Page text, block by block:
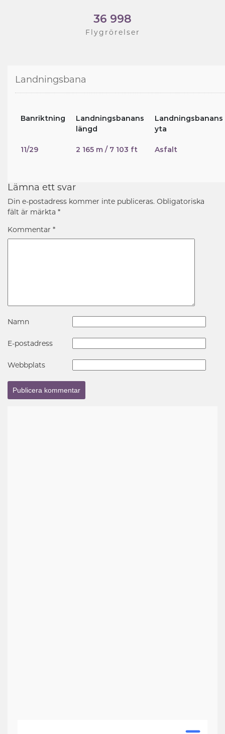
36 998
Flygrörelser
Landningsbana
Banriktning
Landningsbanans
längd
Landningsbanans
yta
11/29 2 165 m / 7 103 ft Asfalt
Lämna ett svar
Din e-postadress kommer inte publiceras. Obligatoriska
fält är märkta *
Kommentar *
Namn
E-postadress
Webbplats